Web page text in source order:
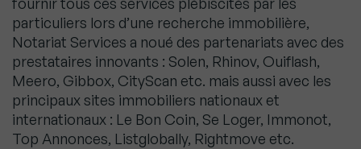
particuliers lors d’une recherche immobilière,
Notariat Services a noué des partenariats avec des
prestataires innovants : Solen, Rhinov, Ouiflash,
Meero, Gibbox, CityScan etc. mais aussi avec les
principaux sites immobiliers nationaux et
internationaux : Le Bon Coin, Se Loger, Immonot,
Top Annonces, Listglobally, Rightmove etc.